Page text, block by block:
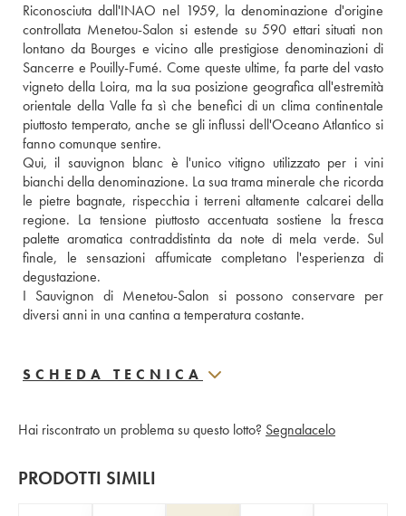
Riconosciuta dall'INAO nel 1959, la denominazione d'origine
controllata Menetou-Salon si estende su 590 ettari situati non
lontano da Bourges e vicino alle prestigiose denominazioni di
Sancerre e Pouilly-Fumé. Come queste ultime, fa parte del vasto
vigneto della Loira, ma la sua posizione geografica all'estremità
orientale della Valle fa sì che benefici di un clima continentale
piuttosto temperato, anche se gli influssi dell'Oceano Atlantico si
fanno comunque sentire.
Qui, il sauvignon blanc è l'unico vitigno utilizzato per i vini
bianchi della denominazione. La sua trama minerale che ricorda
le pietre bagnate, rispecchia i terreni altamente calcarei della
regione. La tensione piuttosto accentuata sostiene la fresca
palette aromatica contraddistinta da note di mela verde. Sul
finale, le sensazioni affumicate completano l'esperienza di
degustazione.
I Sauvignon di Menetou-Salon si possono conservare per
diversi anni in una cantina a temperatura costante.
SCHEDA TECNICA
Hai riscontrato un problema su questo lotto? Segnalacelo
PRODOTTI SIMILI